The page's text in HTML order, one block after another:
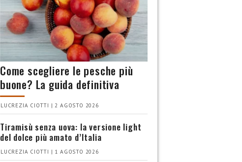
Come scegliere le pesche più
buone? La guida definitiva
LUCREZIA CIOTTI | 2 AGOSTO 2026
Tiramisù senza uova: la versione light
del dolce più amato d’Italia
LUCREZIA CIOTTI | 1 AGOSTO 2026